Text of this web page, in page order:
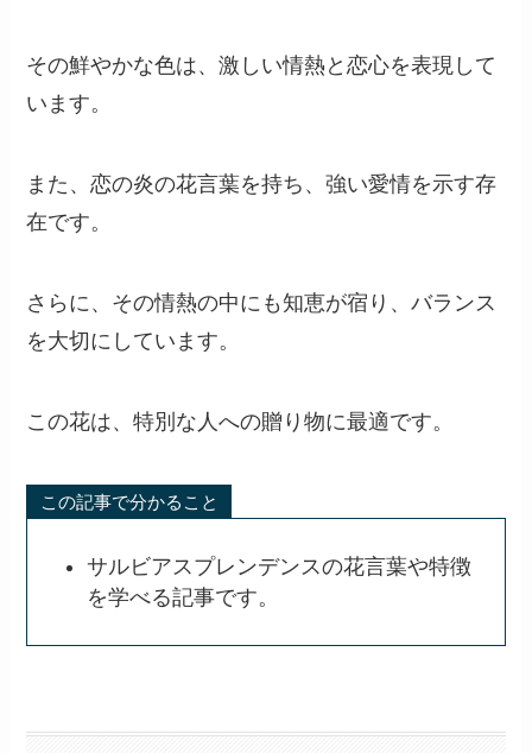
その鮮やかな色は、激しい情熱と恋心を表現して
います。
また、恋の炎の花言葉を持ち、強い愛情を示す存
在です。
さらに、その情熱の中にも知恵が宿り、バランス
を大切にしています。
この花は、特別な人への贈り物に最適です。
この記事で分かること
サルビアスプレンデンスの花言葉や特徴
を学べる記事です。